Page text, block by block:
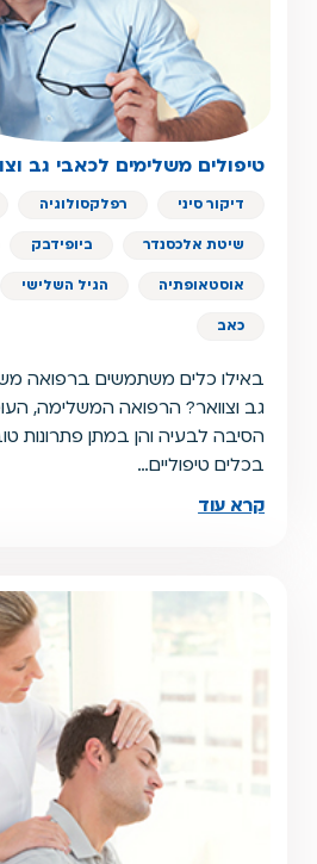
טיפולים משלימים לכאבי גב
דיקור סיני רפלקסולוגיה
שיטת אלכסנדר ביופידבק
אוסטאופתיה הגיל השלישי
כאב
באילו כלים משתמשים ברפואה
גב וצוואר? הרפואה המשלימה,
הסיבה לבעיה והן במתן פתרונות
בכלים טיפוליים…
קרא עוד